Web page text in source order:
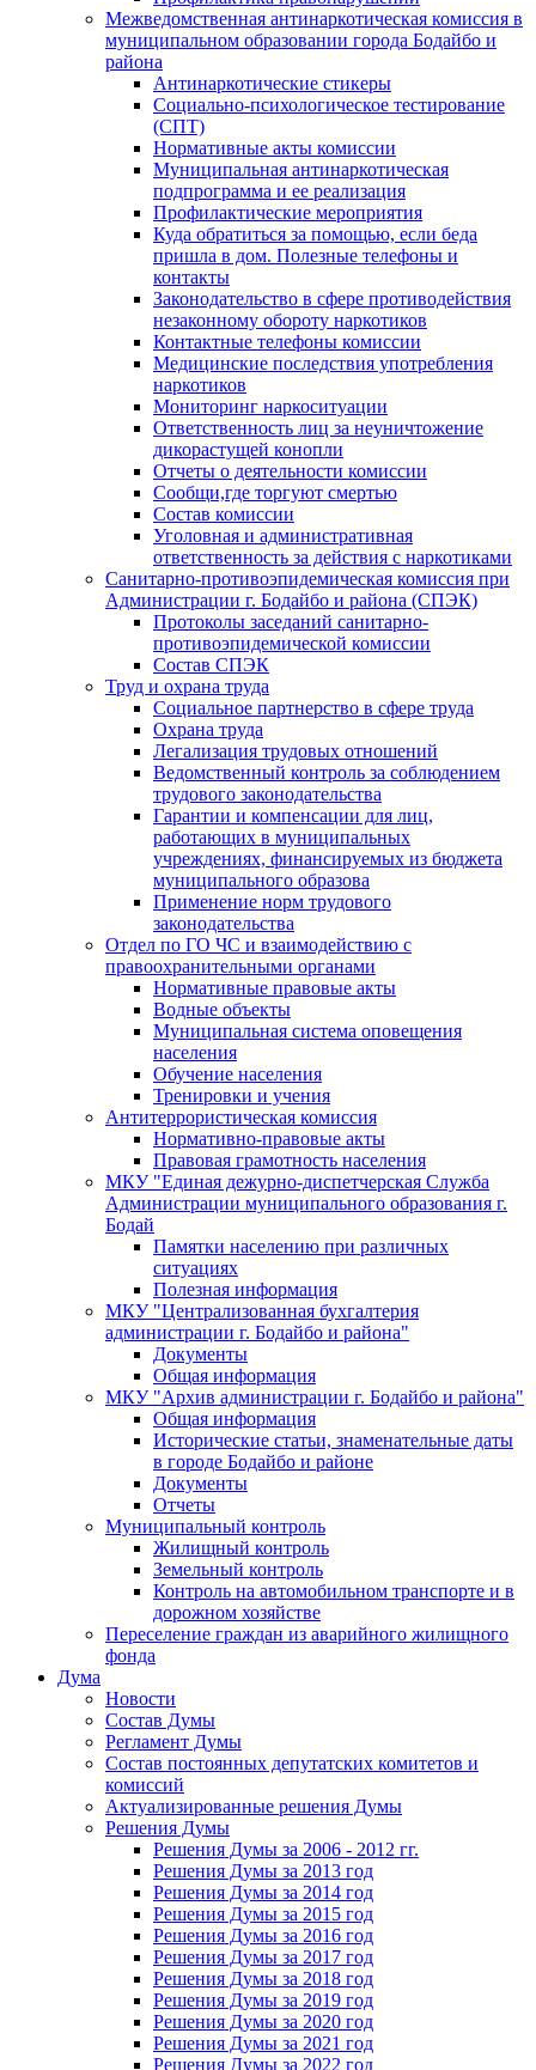
Межведомственная антинаркотическая комиссия в
муниципальном образовании города Бодайбо и
района
Антинаркотические стикеры
Социально-психологическое тестирование
(СПТ)
Нормативные акты комиссии
Муниципальная антинаркотическая
подпрограмма и ее реализация
Профилактические мероприятия
Куда обратиться за помощью, если беда
пришла в дом. Полезные телефоны и
контакты
Законодательство в сфере противодействия
незаконному обороту наркотиков
Контактные телефоны комиссии
Медицинские последствия употребления
наркотиков
Мониторинг наркоситуации
Ответственность лиц за неуничтожение
дикорастущей конопли
Отчеты о деятельности комиссии
Сообщи,где торгуют смертью
Состав комиссии
Уголовная и административная
ответственность за действия с наркотиками
Санитарно-противоэпидемическая комиссия при
Администрации г. Бодайбо и района (СПЭК)
Протоколы заседаний санитарно-
противоэпидемической комиссии
Состав СПЭК
Труд и охрана труда
Социальное партнерство в сфере труда
Охрана труда
Легализация трудовых отношений
Ведомственный контроль за соблюдением
трудового законодательства
Гарантии и компенсации для лиц,
работающих в муниципальных
учреждениях, финансируемых из бюджета
муниципального образова
Применение норм трудового
законодательства
Отдел по ГО ЧС и взаимодействию с
правоохранительными органами
Нормативные правовые акты
Водные объекты
Муниципальная система оповещения
населения
Обучение населения
Тренировки и учения
Антитеррористическая комиссия
Нормативно-правовые акты
Правовая грамотность населения
МКУ "Единая дежурно-диспетчерская Служба
Администрации муниципального образования г.
Бодай
Памятки населению при различных
ситуациях
Полезная информация
МКУ "Централизованная бухгалтерия
администрации г. Бодайбо и района"
Документы
Общая информация
МКУ "Архив администрации г. Бодайбо и района"
Общая информация
Исторические статьи, знаменательные даты
в городе Бодайбо и районе
Документы
Отчеты
Муниципальный контроль
Жилищный контроль
Земельный контроль
Контроль на автомобильном транспорте и в
дорожном хозяйстве
Переселение граждан из аварийного жилищного
фонда
Дума
Новости
Состав Думы
Регламент Думы
Состав постоянных депутатских комитетов и
комиссий
Актуализированные решения Думы
Решения Думы
Решения Думы за 2006 - 2012 гг.
Решения Думы за 2013 год
Решения Думы за 2014 год
Решения Думы за 2015 год
Решения Думы за 2016 год
Решения Думы за 2017 год
Решения Думы за 2018 год
Решения Думы за 2019 год
Решения Думы за 2020 год
Решения Думы за 2021 год
Решения Думы за 2022 год